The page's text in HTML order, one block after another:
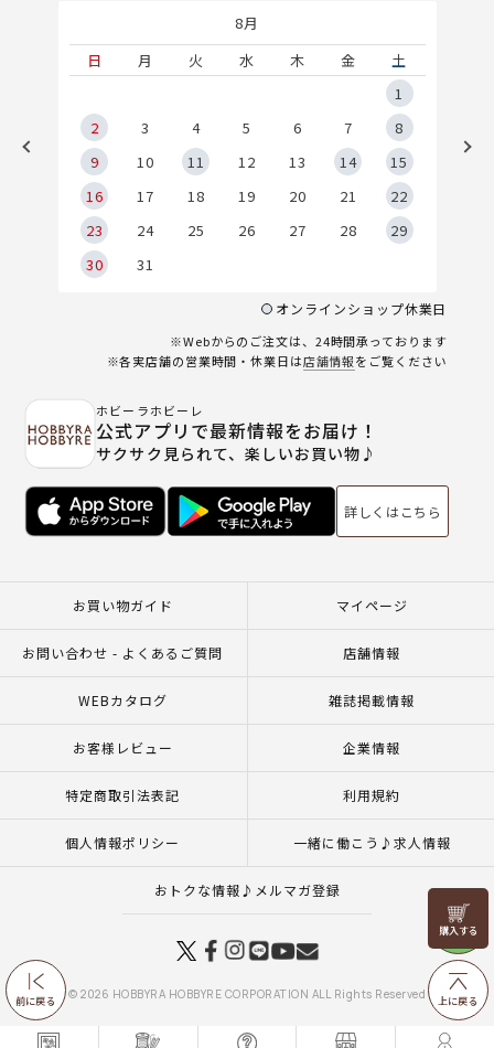
前に戻る
リリヤン
フェア
上に戻る
8月
日
月 火 水 木 金
土
1
2
3 4 5 6 7
8
9
10 11 12 13 14
15
16
17 18 19 20 21
22
23
24 25 26 27 28
29
30
31
オンラインショップ休業日
※Webからのご注文は、24時間承っております
※各実店舗の営業時間・休業日は店舗情報をご覧ください
ホビーラホビーレ
公式アプリで最新情報をお届け！
サクサク見られて、楽しいお買い物♪
詳しくはこちら
お買い物ガイド マイページ
お問い合わせ - よくあるご質問 店舗情報
WEBカタログ 雑誌掲載情報
お客様レビュー 企業情報
特定商取引法表記 利用規約
個人情報ポリシー 一緒に働こう♪求人情報
おトクな情報♪メルマガ登録
© 2026 HOBBYRA HOBBYRE CORPORATION ALL Rights Reserved